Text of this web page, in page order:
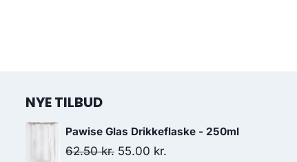
NYE TILBUD
Pawise Glas Drikkeflaske - 250ml
62.50kr. Den
55.00 kr.